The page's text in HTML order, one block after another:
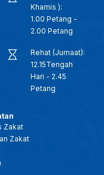
Khamis ):
1.00 Petang -
2.00 Petang
Rehat (Jumaat):
12.15Tengah
Hari - 2.45
Petang
Zakat
Zakat